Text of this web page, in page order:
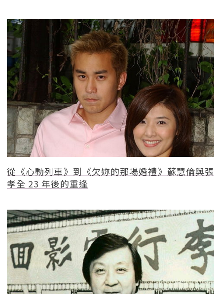
從《心動列車》到《欠妳的那場婚禮》蘇慧倫與張
孝全 23 年後的重逢